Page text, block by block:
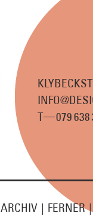
T—079638
ARCHIV | FERNER |